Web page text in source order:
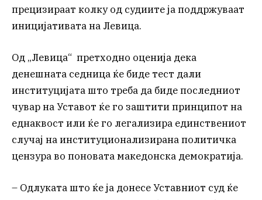
прецизираат колку од судиите ја поддржуваат
иницијативата на Левица.
Од „Левица“ претходно оценија дека
денешната седница ќе биде тест дали
институцијата што треба да биде последниот
чувар на Уставот ќе го заштити принципот на
еднаквост или ќе го легализира единствениот
случај на институционализирана политичка
цензура во поновата македонска демократија.
– Одлуката што ќе ја донесе Уставниот суд ќе